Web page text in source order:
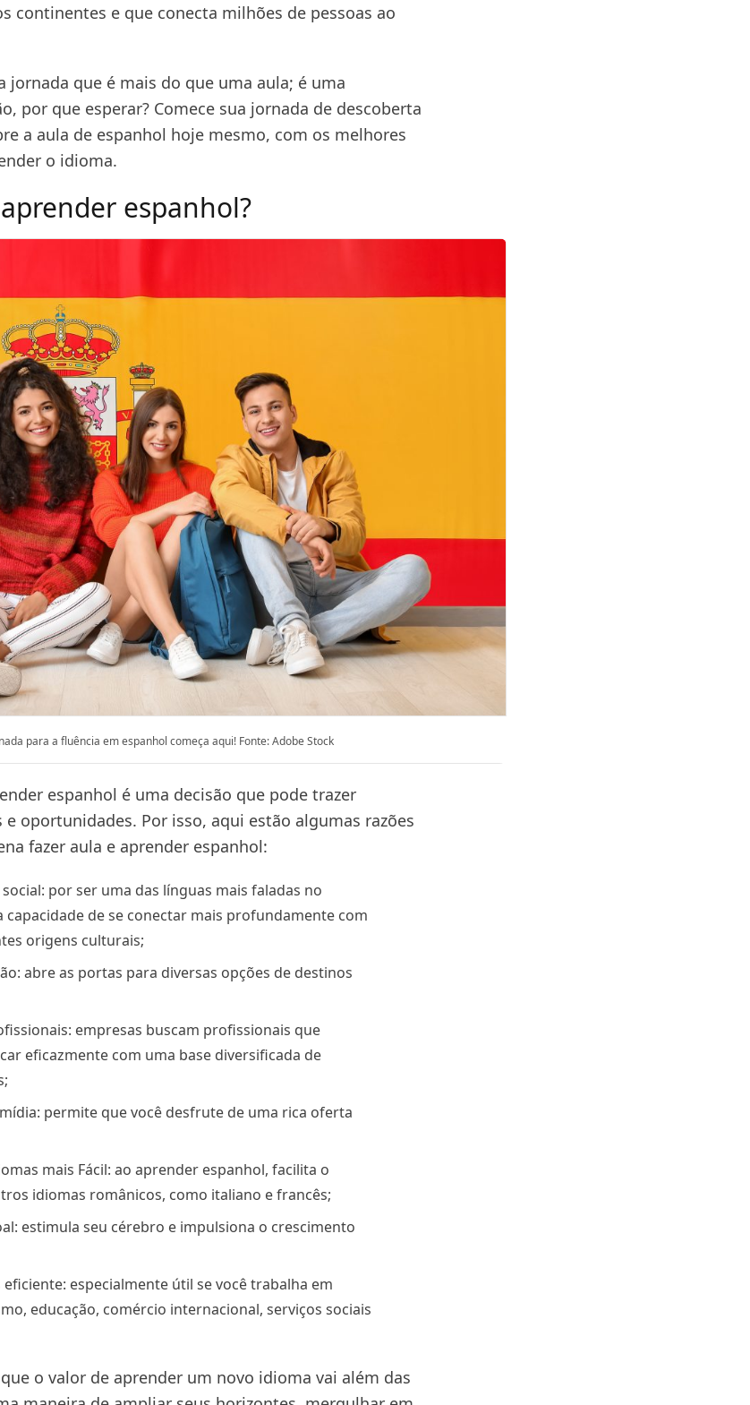
continentes e que conecta milhões de pessoas ao
jornada que é mais do que uma aula; é uma
por que esperar? Comece sua jornada de descoberta
a aula de espanhol hoje mesmo, com os melhores
o idioma.
espanhol?
para a fluência em espanhol começa aqui! Fonte: Adobe Stock
espanhol é uma decisão que pode trazer
oportunidades. Por isso, aqui estão algumas razões
fazer aula e aprender espanhol:
por ser uma das línguas mais faladas no
capacidade de se conectar mais profundamente com
origens culturais;
abre as portas para diversas opções de destinos
empresas buscam profissionais que
eficazmente com uma base diversificada de
permite que você desfrute de uma rica oferta
mais Fácil: ao aprender espanhol, facilita o
idiomas românicos, como italiano e francês;
estimula seu cérebro e impulsiona o crescimento
eficiente: especialmente útil se você trabalha em
educação, comércio internacional, serviços sociais
o valor de aprender um novo idioma vai além das